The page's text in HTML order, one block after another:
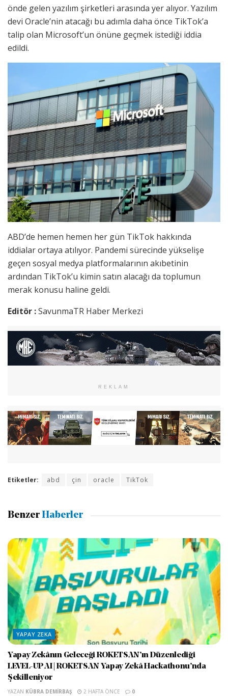
önde gelen yazılım şirketleri arasında yer alıyor. Yazılım
devi Oracle’nin atacağı bu adımla daha önce TikTok’a
talip olan Microsoft’un önüne geçmek istediği iddia
edildi.
ABD’de hemen hemen her gün TikTok hakkında
iddialar ortaya atılıyor. Pandemi sürecinde yükselişe
geçen sosyal medya platformalarının akıbetinin
ardından TikTok’u kimin satın alacağı da toplumun
merak konusu haline geldi.
Editör :SavunmaTR Haber Merkezi
REKLAM
Etiketler: abd çin oracle TikTok
Benzer Haberler
YAPAY ZEKA
Yapay Zekânın Geleceği ROKETSAN’ın Düzenlediği
LEVEL-UP AI | ROKETSAN Yapay Zekâ Hackathonu’nda
Şekilleniyor
YAZAN KÜBRA DEMIRBAŞ 2 HAFTA ÖNCE 0